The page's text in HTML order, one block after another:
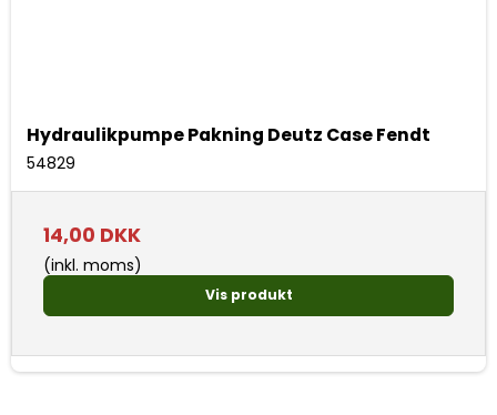
Hydraulikpumpe Pakning Deutz Case Fendt
54829
14,00 DKK
(inkl. moms)
Vis produkt